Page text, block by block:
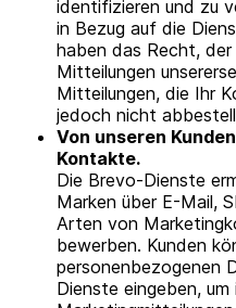
identifizieren und zu
in Bezug auf die
haben das Recht, der
Mitteilungen
Mitteilungen, die Ihr
jedoch nicht
Von unseren
Kontakte.
Die Brevo-Dienste
Marken über E-Mail,
Arten von
bewerben. Kunden
personenbezogenen
Dienste eingeben, um